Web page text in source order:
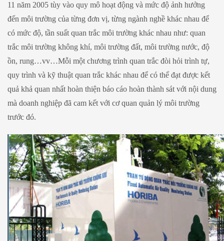
11 năm 2005 tùy vào quy mô hoạt động và mức độ ảnh hưởng
đến môi trường của từng đơn vị, từng ngành nghề khác nhau để
có mức độ, tần suất quan trắc môi trường khác nhau như: quan
trắc môi trường không khí, môi trường đất, môi trường nước, độ
ồn, rung…vv…Mỗi một chương trình quan trắc đòi hỏi trình tự,
quy trình và kỹ thuật quan trắc khác nhau để có thể đạt được kết
quả khả quan nhất hoàn thiện báo cáo hoàn thành sát với nội dung
mà doanh nghiệp đã cam kết với cơ quan quản lý môi trường
trước đó.